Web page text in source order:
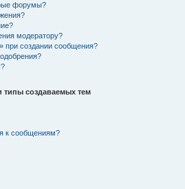
форумы?
модератору?
при создании сообщения?
создаваемых тем
к сообщениям?